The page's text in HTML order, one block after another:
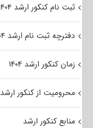
ثبت نام کنکور ارشد ۱۴۰۴
دفترچه ثبت نام ارشد ۱۴۰۴
زمان کنکور ارشد ۱۴۰۴
محرومیت از کنکور ارشد
منابع کنکور ارشد